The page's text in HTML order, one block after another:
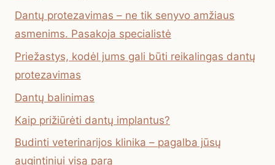
Dantų protezavimas – ne tik senyvo amžiaus
asmenims. Pasakoja specialistė
Priežastys, kodėl jums gali būti reikalingas dantų
protezavimas
Dantų balinimas
Kaip prižiūrėti dantų implantus?
Budinti veterinarijos klinika – pagalba jūsų
augintiniui visą parą